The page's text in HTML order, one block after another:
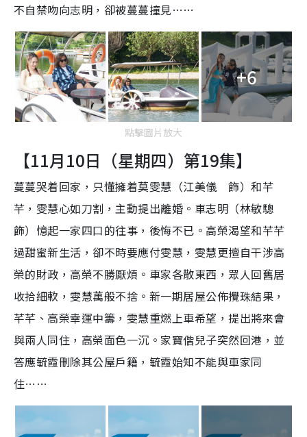
不自禁吻向志明，卻被蔓蔓撞見……
+6
點擊圖片放大
【11月10日（星期四）第19集】
蔓蔓哭着回家，只懂擁着莫雯慧（江美儀 飾）和芊
芊，雯慧心如刀割，主動提出離婚。車志明（林敏驄
飾）憶起一家四口的往事，後悔不已。高榮渴望和芊芊
過甜蜜新生活，卻不時要應付雯慧，雯慧更擅自干涉高
榮的財政，高榮不勝厭煩。車家各散東西，眾人回舊居
收拾細軟，雯慧萬般不捨。新一期居屋公佈攪珠結果，
芊芊、高榮幸運中籌，雯慧重燃上車希望，提出將來會
與兩人同住，高榮面色一沉。家寶偕兒子突然回港，並
答應毓霞刪除其公屋戶籍，毓霞始知不能與車家同
住……